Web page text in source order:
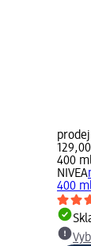
400
NIVEA
400